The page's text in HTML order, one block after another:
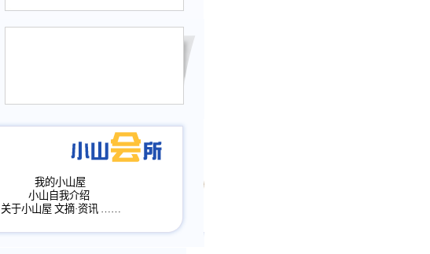
评分、顶功能，作文宝典改版。
我的小山屋
小山自我介绍
关于小山屋 文摘·资讯 ……